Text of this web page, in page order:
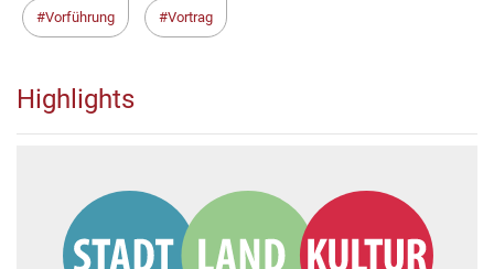
Vorführung Vortrag
Highlights